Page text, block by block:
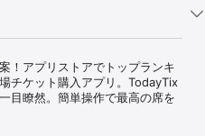
！アプリストアでトップランキ
チケット購入アプリ。TodayTix
目瞭然。簡単操作で最高の席を